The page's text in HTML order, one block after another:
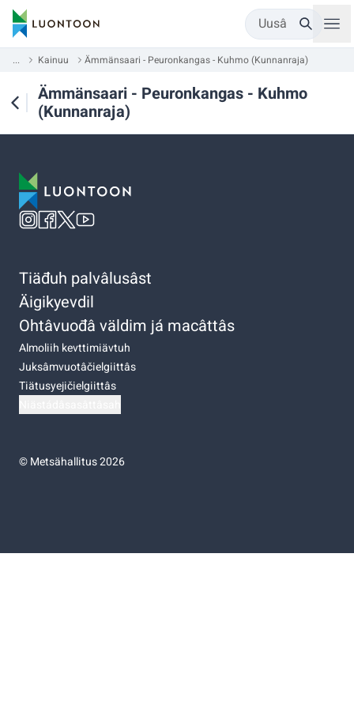
Uusâ
... Kainuu Ämmänsaari - Peuronkangas - Kuhmo (Kunnanraja)
Ämmänsaari - Peuronkangas - Kuhmo
(Kunnanraja)
Tiäđuh palvâlusâst
Äigikyevdil
Ohtâvuođâ väldim já macâttâs
Almoliih kevttimiävtuh
Juksâmvuotâčielgiittâs
Tiätusyejičielgiittâs
©Metsähallitus 2026